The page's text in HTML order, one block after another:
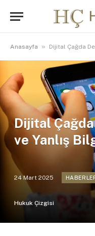
Anasayfa » Dijital Çağda
Dijital
ve Yanlış
24 Mart 2025
Hukuk Çizgisi